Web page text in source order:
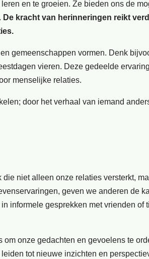
en te groeien. Ze bieden ons de
De kracht van herinneringen reikt
gemeenschappen vormen. Denk
vieren. Deze gedeelde
menselijke relaties.
door het verhaal van iemand
niet alleen onze relaties versterkt,
geven we anderen de
informele gesprekken met vrienden of
onze gedachten en gevoelens te
tot nieuwe inzichten en